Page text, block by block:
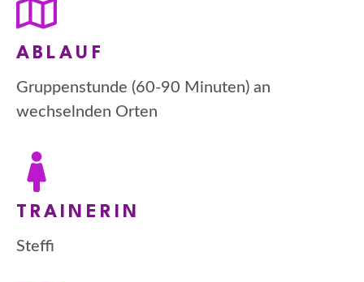
ABLAUF
Gruppenstunde (60-90 Minuten) an
wechselnden Orten
TRAINERIN
Steffi